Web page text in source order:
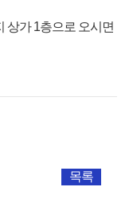
상가 1층으로 오시면
목록